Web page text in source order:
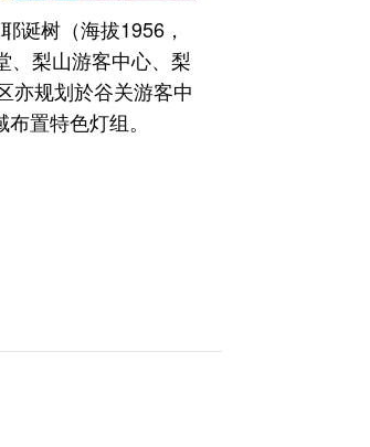
诞树（海拔1956，
、梨山游客中心、梨
亦规划於谷关游客中
置特色灯组。